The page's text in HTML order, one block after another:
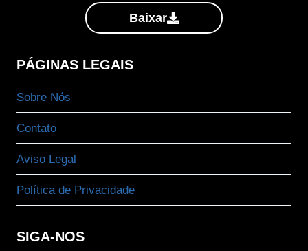
Baixar
PÁGINAS LEGAIS
Sobre Nós
Contato
Aviso Legal
Política de Privacidade
SIGA-NOS